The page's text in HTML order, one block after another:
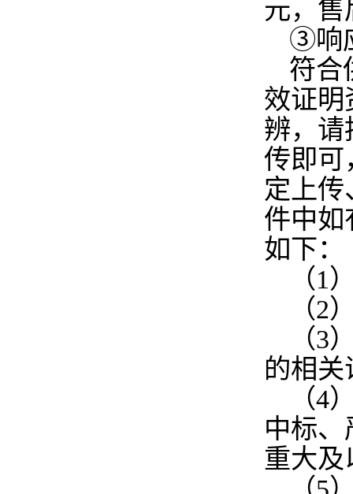
元，售
③响
符合
效证明
辨，请
传即可
定上传
件中如
如下：
（1
（2
（3
的相
（4
中标
重大及